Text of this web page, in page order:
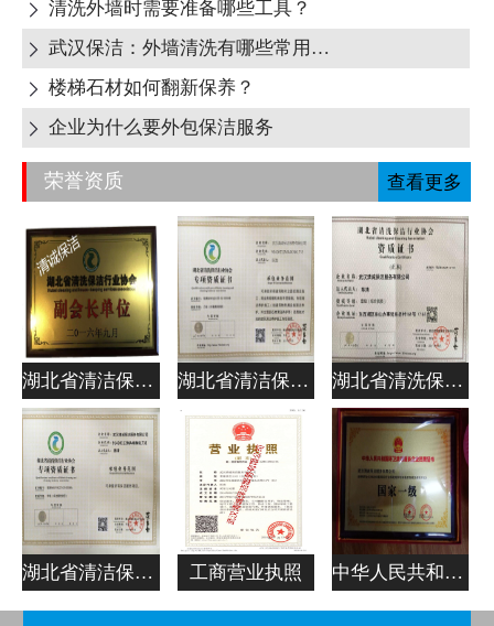
 清洗外墙时需要准备哪些工具？

武汉保洁：外墙清洗有哪些常用清洁剂？
 楼梯石材如何翻新保养？
 企业为什么要外包保洁服务
荣誉资质 查看更多
湖北省清洁保洁行业协会副会长单位 湖北省清洁保洁行业协会专项资质证书 湖北省清洗保洁行业协会资质证书
湖北省清洁保洁行业协会专项资质证书 工商营业执照 中华人民共和国清洁服务企业资质证书